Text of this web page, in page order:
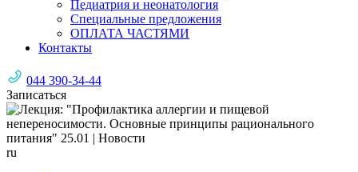
Педиатрия и неонатология
Специальные предложения
ОПЛАТА ЧАСТЯМИ
Контакты
044 390-34-44
Записаться
ru